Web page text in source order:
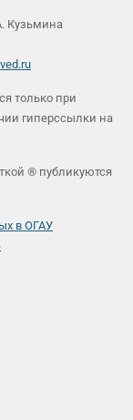
Кузьмина
только при
гиперссылки на
® публикуются
в ОГАУ